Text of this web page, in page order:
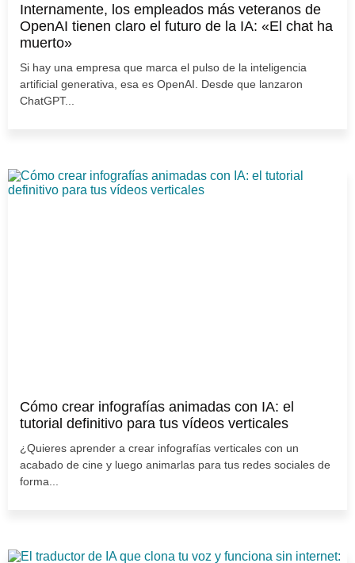
Internamente, los empleados más veteranos de
OpenAI tienen claro el futuro de la IA: «El chat ha
muerto»
Si hay una empresa que marca el pulso de la inteligencia
artificial generativa, esa es OpenAI. Desde que lanzaron
ChatGPT...
Cómo crear infografías animadas con IA: el
tutorial definitivo para tus vídeos verticales
¿Quieres aprender a crear infografías verticales con un
acabado de cine y luego animarlas para tus redes sociales de
forma...